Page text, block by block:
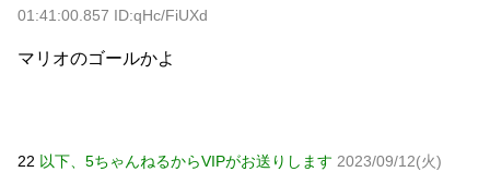
01:41:00.857 ID:qHc/FiUXd
マリオのゴールかよ
22 以下、5ちゃんねるからVIPがお送りします 2023/09/12(火)